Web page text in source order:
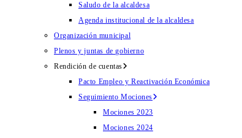
Saludo de la alcaldesa
Agenda institucional de la alcaldesa
Organización municipal
Plenos y juntas de gobierno
Rendición de cuentas
Pacto Empleo y Reactivación Económica
Seguimiento Mociones
Mociones 2023
Mociones 2024